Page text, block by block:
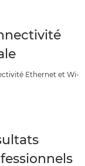
Ethernet et Wi-